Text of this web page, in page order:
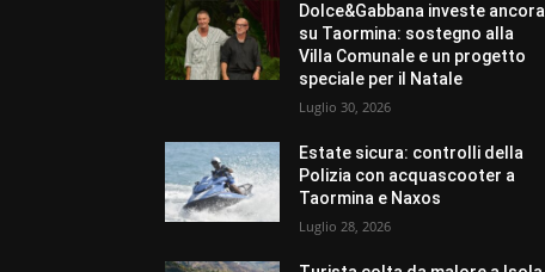
Dolce&Gabbana investe ancora
su Taormina: sostegno alla
Villa Comunale e un progetto
speciale per il Natale
Luglio 30, 2026
Estate sicura: controlli della
Polizia con acquascooter a
Taormina e Naxos
Luglio 28, 2026